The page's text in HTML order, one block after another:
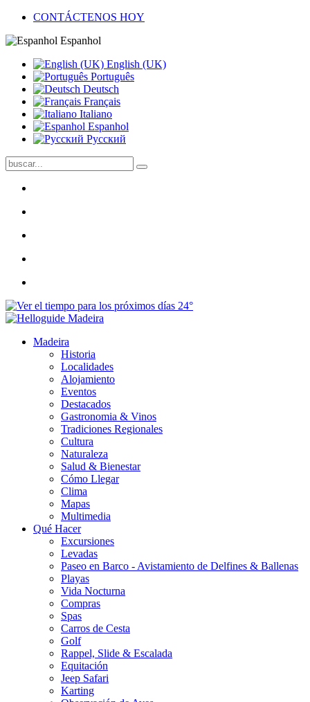
CONTÁCTENOS HOY
Espanhol
English (UK)
Português
Deutsch
Français
Italiano
Espanhol
Pусский
24°
Madeira
Historia
Localidades
Alojamiento
Eventos
Destacados
Gastronomia & Vinos
Tradiciones Regionales
Cultura
Naturaleza
Salud & Bienestar
Cómo Llegar
Clima
Mapas
Multimedia
Qué Hacer
Excursiones
Levadas
Paseo en Barco - Avistamiento de Delfines & Ballenas
Playas
Vida Nocturna
Compras
Spas
Carros de Cesta
Golf
Rappel, Slide & Escalada
Equitación
Jeep Safari
Karting